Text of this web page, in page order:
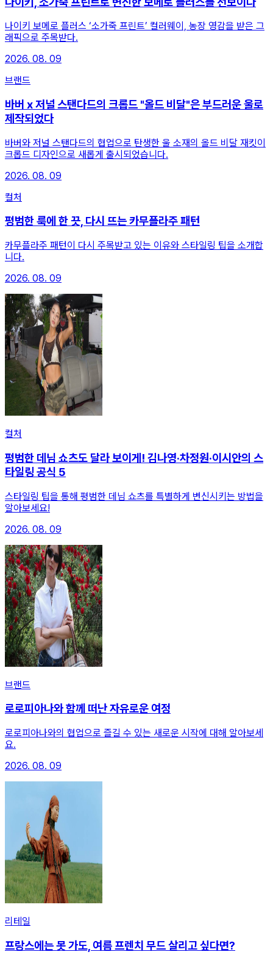
나이키 보메로 플러스 ‘소가죽 프린트’ 컬러웨이, 농장 영감을 받은 그
래픽으로 주목받다.
2026. 08. 09
브랜드
바버 x 저널 스탠다드의 크롭드 "올드 비달"은 부드러운 울로
제작되었다
바버와 저널 스탠다드의 협업으로 탄생한 울 소재의 올드 비달 재킷이
크롭드 디자인으로 새롭게 출시되었습니다.
2026. 08. 09
컬처
평범한 룩에 한 끗, 다시 뜨는 카무플라주 패턴
카무플라주 패턴이 다시 주목받고 있는 이유와 스타일링 팁을 소개합
니다.
2026. 08. 09
컬처
평범한 데님 쇼츠도 달라 보이게! 김나영·차정원·이시안의 스
타일링 공식 5
스타일링 팁을 통해 평범한 데님 쇼츠를 특별하게 변신시키는 방법을
알아보세요!
2026. 08. 09
브랜드
로로피아나와 함께 떠난 자유로운 여정
로로피아나와의 협업으로 즐길 수 있는 새로운 시작에 대해 알아보세
요.
2026. 08. 09
리테일
프랑스에는 못 가도, 여름 프렌치 무드 살리고 싶다면?